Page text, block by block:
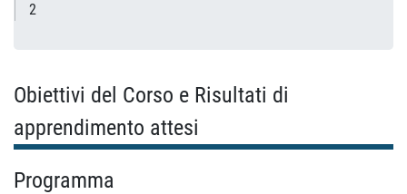
2
Obiettivi del Corso e Risultati di
apprendimento attesi
Programma